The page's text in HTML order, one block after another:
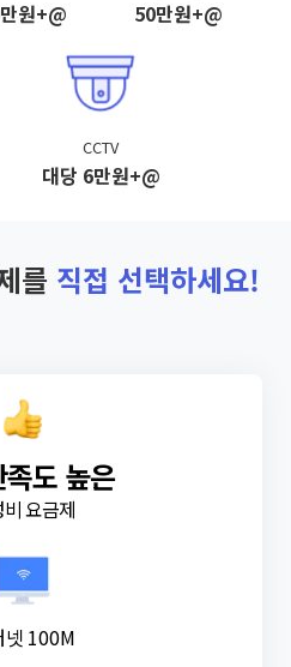
원+@ 50만원+@
CCTV
대당 6만원+@
를 직접 선택하세요!
도 높은
요금제
넷 100M